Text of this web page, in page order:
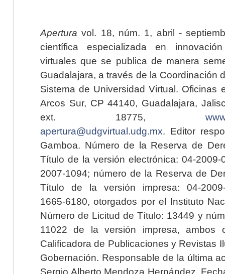
Apertura vol. 18, núm. 1, abril -
científica especializada en
virtuales que se publica de manera
Guadalajara, a través de la Coordinación
Sistema de Universidad Virtual. Oficinas
Arcos Sur, CP 44140, Guadalajara,
ext. 18775,
apertura@udgvirtual.udg.mx. Editor
Gamboa. Número de la Reserva de
Título de la versión electrónica: 04-2009-
2007-1094; número de la Reserva de
Título de la versión impresa: 04-2009-
1665-6180, otorgados por el Instituto
Número de Licitud de Título: 13449 y
11022 de la versión impresa, ambos
Calificadora de Publicaciones y Revistas
Gobernación. Responsable de la última
Sergio Alberto Mendoza Hernández.